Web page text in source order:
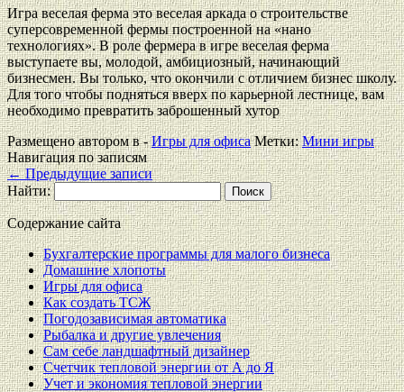
Игра веселая ферма это веселая аркада о строительстве
суперсовременной фермы построенной на «нано
технологиях». В роле фермера в игре веселая ферма
выступаете вы, молодой, амбициозный, начинающий
бизнесмен. Вы только, что окончили с отличием бизнес школу.
Для того чтобы подняться вверх по карьерной лестнице, вам
необходимо превратить заброшенный хутор
Размещено автором в -Игры для офиса Метки:Мини игры
Навигация по записям
←Предыдущие записи
Найти:
Содержание сайта
Бухгалтерские программы для малого бизнеса
Домашние хлопоты
Игры для офиса
Как создать ТСЖ
Погодозависимая автоматика
Рыбалка и другие увлечения
Сам себе ландшафтный дизайнер
Счетчик тепловой энергии от А до Я
Учет и экономия тепловой энергии